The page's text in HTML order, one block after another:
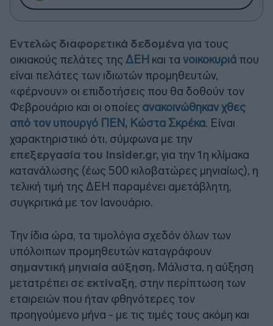
Εντελώς διαφορετικά δεδομένα για τους
οικιακούς πελάτες της ΔΕΗ και τα νοικοκυριά που
είναι πελάτες των ιδιωτών προμηθευτών,
«φέρνουν» οι επιδοτήσεις που θα δοθούν τον
Φεβρουάριο και οι οποίες ανακοινώθηκαν χθες
από τον υπουργό ΠΕΝ, Κώστα Σκρέκα. Είναι
χαρακτηριστικό ότι, σύμφωνα με την
επεξεργασία του Insider.gr, για την 1η κλίμακα
κατανάλωσης (έως 500 κιλοβατώρες μηνιαίως), η
τελική τιμή της ΔΕΗ παραμένει αμετάβλητη,
συγκριτικά με τον Ιανουάριο.
Την ίδια ώρα, τα τιμολόγια σχεδόν όλων των
υπόλοιπων προμηθευτών καταγράφουν
σημαντική μηνιαία αύξηση. Μάλιστα, η αύξηση
μετατρέπει σε εκτίναξη, στην περίπτωση των
εταιρειών που ήταν φθηνότερες τον
προηγούμενο μήνα - με τις τιμές τους ακόμη και